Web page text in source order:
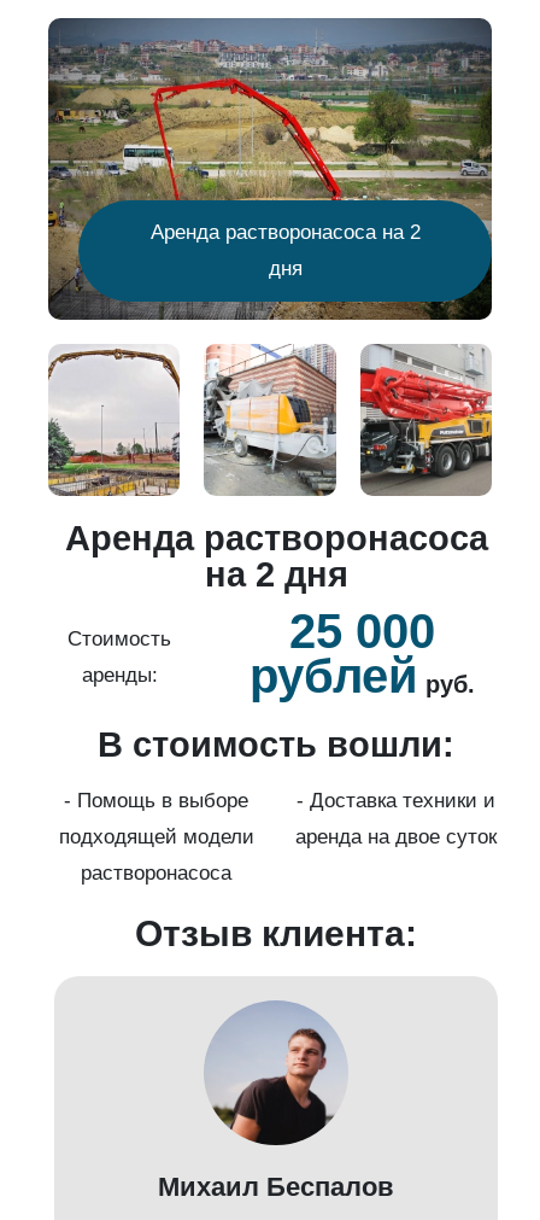
Аренда растворонасоса на 2
дня
Аренда растворонасоса
на 2 дня
Стоимость
аренды:
25 000
рублей руб.
В стоимость вошли:
- Помощь в выборе
подходящей модели
растворонасоса
- Доставка техники и
аренда на двое суток
Отзыв клиента:
Михаил Беспалов